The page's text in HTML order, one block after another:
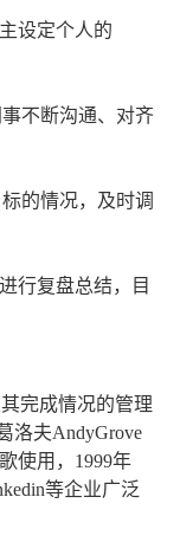
设定个人的
不断沟通、对齐
的情况，及时调
行复盘总结，目
完成情况的管理
洛夫AndyGrove
使用，1999年
等企业广泛